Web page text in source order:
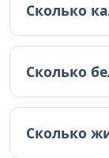
Сколько
В черемухе
Сколько
В черемухе
Сколько